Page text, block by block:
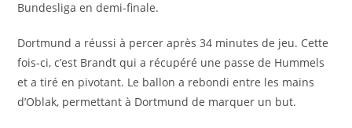
Bundesliga en demi-finale.
Dortmund a réussi à percer après 34 minutes de jeu. Cette
fois-ci, c’est Brandt qui a récupéré une passe de Hummels
et a tiré en pivotant. Le ballon a rebondi entre les mains
d’Oblak, permettant à Dortmund de marquer un but.